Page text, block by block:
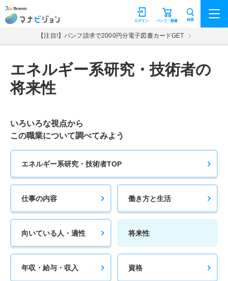
マナビジョン パンフ・願書
ログイン 検索
【注目!】パンフ請求で2000円分電子図書カードGET
エネルギー系研究・技術者の
将来性
いろいろな視点から
この職業について調べてみよう
エネルギー系研究・技術者TOP
仕事の内容 働き方と生活
向いている人・適性 将来性
年収・給与・収入 資格